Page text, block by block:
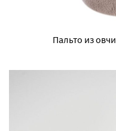
Пальто из